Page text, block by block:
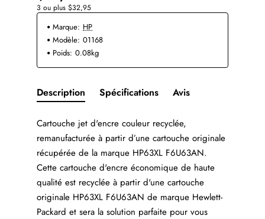
3 ou plus $32,95
Marque: HP
Modèle: 01168
Poids: 0.08kg
Description Spécifications Avis
Cartouche jet d'encre couleur recyclée,
remanufacturée à partir d’une cartouche originale
récupérée de la marque HP63XL F6U63AN.
Cette cartouche d'encre économique de haute
qualité est recyclée à partir d'une cartouche
originale HP63XL F6U63AN de marque Hewlett-
Packard et sera la solution parfaite pour vous